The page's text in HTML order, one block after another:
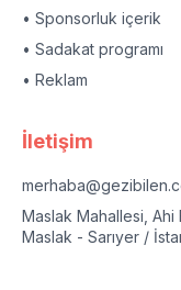
• Sponsorluk içerik
• Sadakat programı
• Reklam
İletişim
Maslak Mahallesi, Ahi
Maslak - Sarıyer /